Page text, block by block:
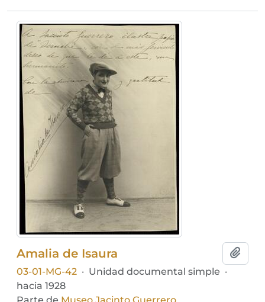
Amalia de Isaura
03-01-MG-42 · Unidad documental simple ·
hacia 1928